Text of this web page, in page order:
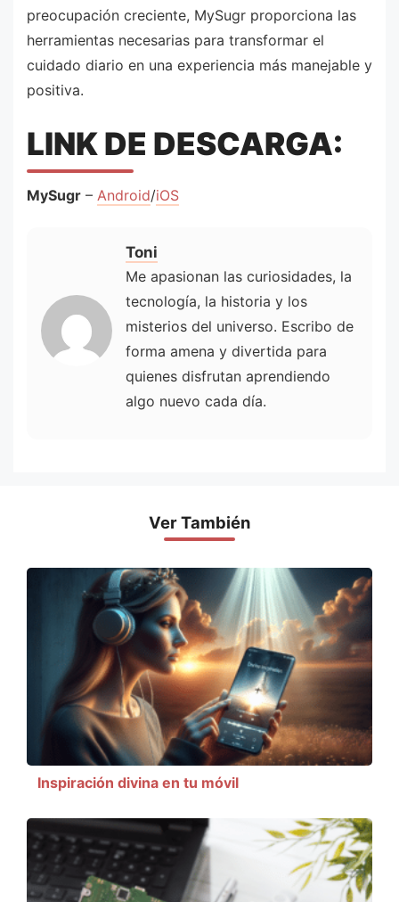
preocupación creciente, MySugr proporciona las
herramientas necesarias para transformar el
cuidado diario en una experiencia más manejable y
positiva.
LINK DE DESCARGA:
MySugr – Android/iOS
Toni
Me apasionan las curiosidades, la
tecnología, la historia y los
misterios del universo. Escribo de
forma amena y divertida para
quienes disfrutan aprendiendo
algo nuevo cada día.
Ver También
Inspiración divina en tu móvil